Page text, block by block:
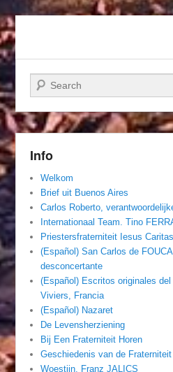
Zoeken
Info
Welkom
Brief uit Buenos Aires
Carlos Roberto,
Internationaal Team. Tino
Priestersfraterniteit Iesus Caritas
(Español) San Carlos de
desconcertante
(Español) Escritos originales
Viviers, Francia
(Español) Nazaret
De Levensherziening
Bij Een Fraterniteit Horen
Geschiedenis van de Fraterniteit
Woestijn, Franz JALICS